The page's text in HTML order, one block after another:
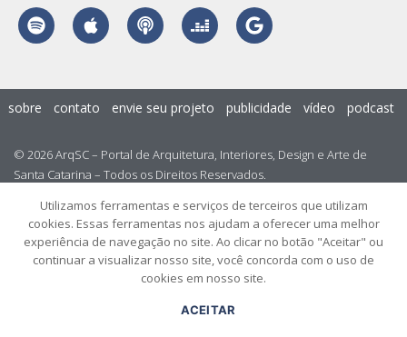
© 2026 ArqSC – Portal de Arquitetura, Interiores, Design e Arte de
Santa Catarina – Todos os Direitos Reservados.
sobre contato envie seu projeto publicidade vídeo podcast
Utilizamos ferramentas e serviços de terceiros que utilizam
cookies. Essas ferramentas nos ajudam a oferecer uma melhor
experiência de navegação no site. Ao clicar no botão "Aceitar" ou
continuar a visualizar nosso site, você concorda com o uso de
cookies em nosso site.
ACEITAR